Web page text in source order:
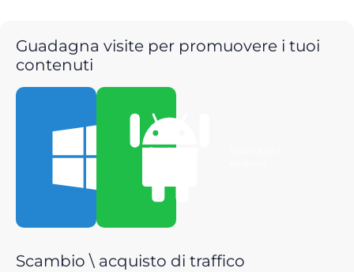
Guadagna visite per promuovere i tuoi
contenuti
Scarica per
Scambio \ acquisto di traffico